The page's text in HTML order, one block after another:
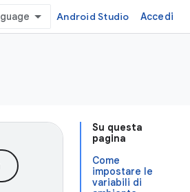
Android Studio Accedi
Su questa
pagina
Come
impostare le
variabili di